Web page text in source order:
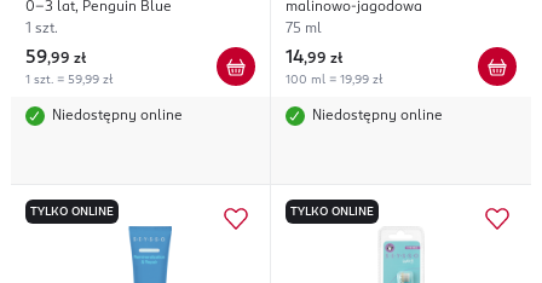
0-3 lat, Penguin Blue
1 szt.
59,99 zł
1 szt. = 59,99 zł
Niedostępny online
malinowo-jagodowa
75 ml
14,99 zł
100 ml = 19,99 zł
Niedostępny online
TYLKO ONLINE TYLKO ONLINE